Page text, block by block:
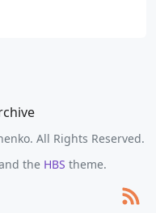
All Rights Reserved.
the HBS theme.